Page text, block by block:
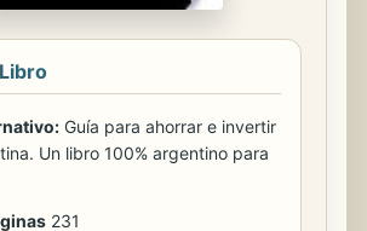
Guía para ahorrar e invertir
Un libro 100% argentino para
231